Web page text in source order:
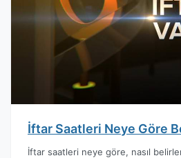
İftar Saatleri Neye Göre
İftar saatleri neye göre, nasıl